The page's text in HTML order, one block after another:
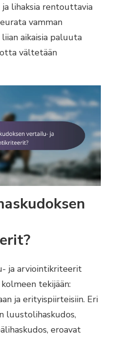
lihaksia rentouttavia
vamman
aikaisia paluuta
vältetään
ja arviointikriteerit
tekijään:
ja erityispiirteisiin. Eri
luustolihaskudos,
eroavat